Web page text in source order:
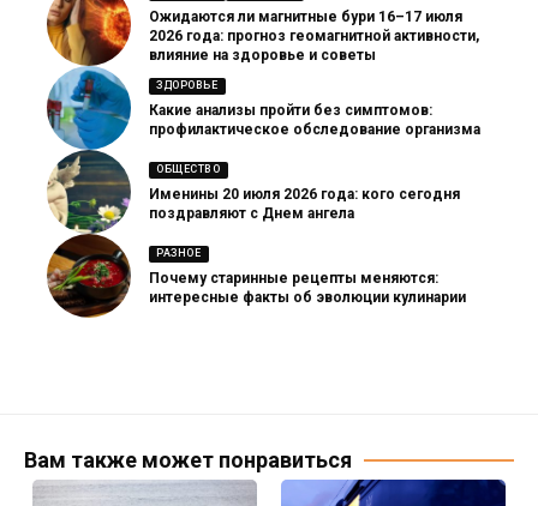
Ожидаются ли магнитные бури 16–17 июля
2026 года: прогноз геомагнитной активности,
влияние на здоровье и советы
ЗДОРОВЬЕ
Какие анализы пройти без симптомов:
профилактическое обследование организма
ОБЩЕСТВО
Именины 20 июля 2026 года: кого сегодня
поздравляют с Днем ангела
РАЗНОЕ
Почему старинные рецепты меняются:
интересные факты об эволюции кулинарии
Вам также может понравиться